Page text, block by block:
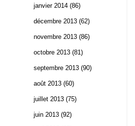
janvier 2014 (86)
décembre 2013 (62)
novembre 2013 (86)
octobre 2013 (81)
septembre 2013 (90)
août 2013 (60)
juillet 2013 (75)
juin 2013 (92)